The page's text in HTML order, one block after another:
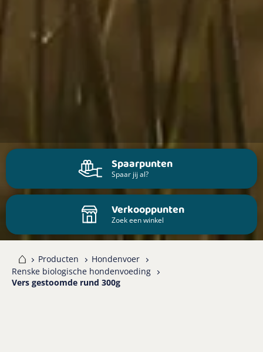
Spaarpunten
Spaar jij al?
Verkooppunten
Zoek een winkel
Producten
Hondenvoer
Renske biologische hondenvoeding
Vers gestoomde rund 300g